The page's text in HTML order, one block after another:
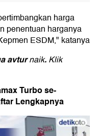
harga
penentuan harganya
ESDM," katanya
avturnaik.Klik
Turbo se-
Lengkapnya